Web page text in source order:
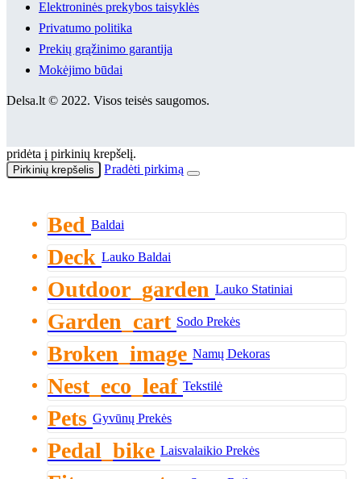
Elektroninės prekybos taisyklės
Privatumo politika
Prekių grąžinimo garantija
Mokėjimo būdai
Delsa.lt © 2022. Visos teisės saugomos.
pridėta į pirkinių krepšelį.
Pirkinių krepšelis Pradėti pirkimą
Bed Baldai
Deck Lauko Baldai
Outdoor_garden Lauko Statiniai
Garden_cart Sodo Prekės
Broken_image Namų Dekoras
Nest_eco_leaf Tekstilė
Pets Gyvūnų Prekės
Pedal_bike Laisvalaikio Prekės